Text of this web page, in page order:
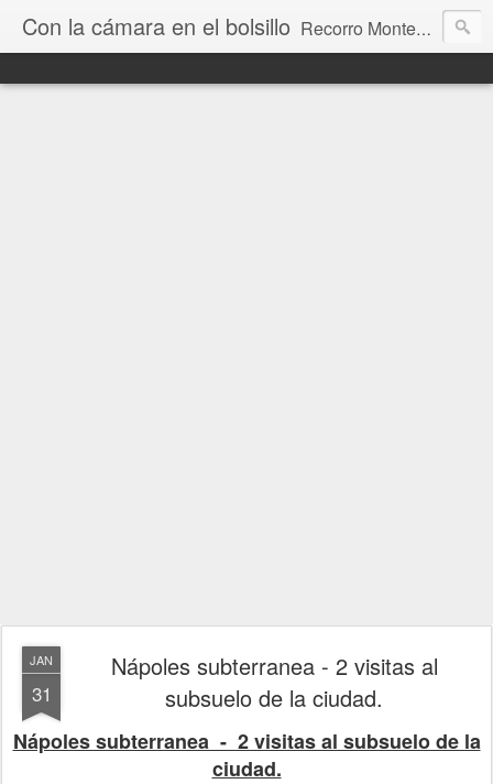
Con la cámara en el bolsillo Recorro Montevideo y el mundo. Fotos e historias de aquí y allá.
JAN
31
Nápoles subterranea - 2 visitas al
subsuelo de la ciudad.
Nápoles subterranea - 2 visitas al subsuelo de la
ciudad.